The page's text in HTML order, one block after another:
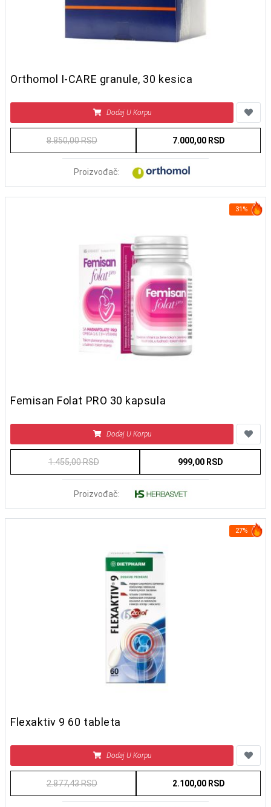
Orthomol I-CARE granule, 30 kesica
Dodaj U Korpu
8.850,00 RSD 7.000,00 RSD
Proizvođač:
31%
Femisan Folat PRO 30 kapsula
Dodaj U Korpu
1.455,00 RSD 999,00 RSD
Proizvođač:
27%
Flexaktiv 9 60 tableta
Dodaj U Korpu
2.877,43 RSD 2.100,00 RSD